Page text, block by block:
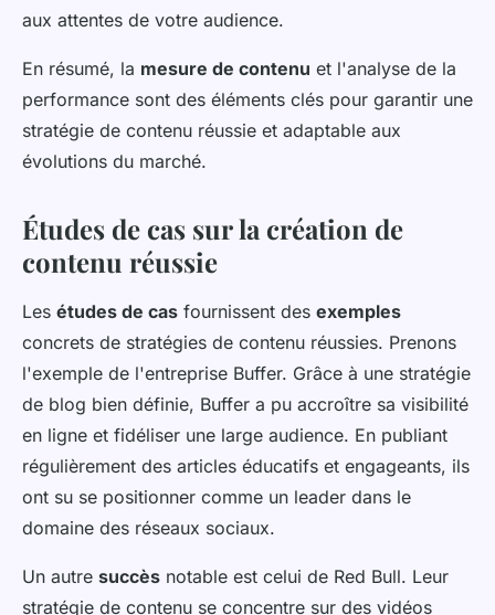
aux attentes de votre audience.
En résumé, la mesure de contenu et l'analyse de la
performance sont des éléments clés pour garantir une
stratégie de contenu réussie et adaptable aux
évolutions du marché.
Études de cas sur la création de
contenu réussie
Les études de cas fournissent des exemples
concrets de stratégies de contenu réussies. Prenons
l'exemple de l'entreprise Buffer. Grâce à une stratégie
de blog bien définie, Buffer a pu accroître sa visibilité
en ligne et fidéliser une large audience. En publiant
régulièrement des articles éducatifs et engageants, ils
ont su se positionner comme un leader dans le
domaine des réseaux sociaux.
Un autre succès notable est celui de Red Bull. Leur
stratégie de contenu se concentre sur des vidéos